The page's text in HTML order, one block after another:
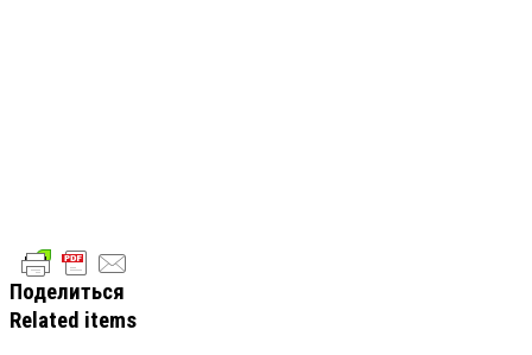
Поделиться
Related items